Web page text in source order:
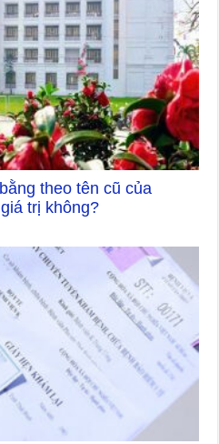
theo tên cũ của
trị không?